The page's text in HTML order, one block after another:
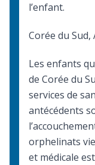
l’enfant.
Corée du Sud,
Les enfants
de Corée du
services de
antécédents
orphelinats
et médicale